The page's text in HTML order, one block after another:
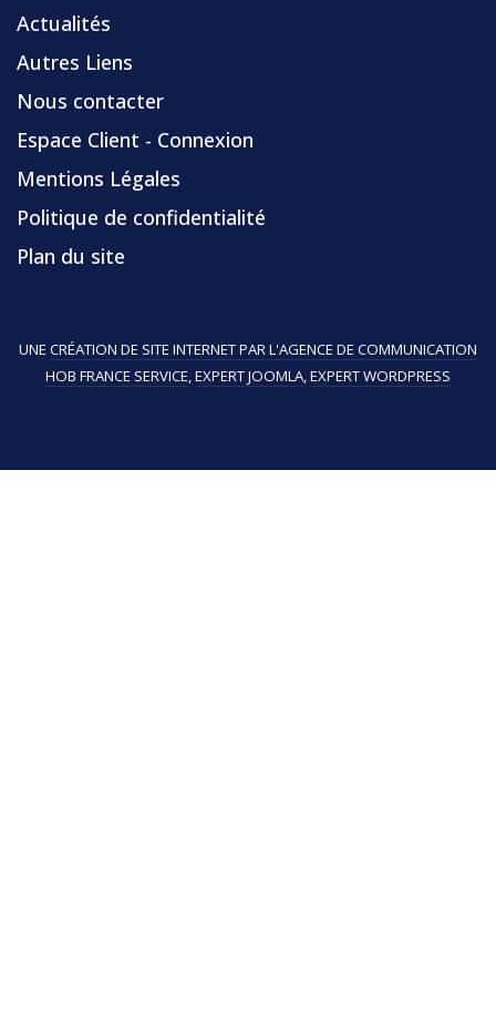
Actualités
Autres Liens
Nous contacter
Espace Client - Connexion
Mentions Légales
Politique de confidentialité
Plan du site
UNECRÉATION DE SITE INTERNET PAR L'AGENCE DE COMMUNICATION
HOB FRANCE SERVICE EXPERT JOOMLA EXPERT WORDPRESS